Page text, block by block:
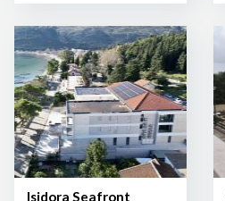
Isidora Seafront